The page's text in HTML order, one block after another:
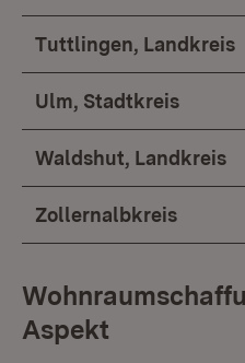
Tuttlingen, Landkreis
Ulm, Stadtkreis
Waldshut, Landkreis
Zollernalbkreis
Aspekt